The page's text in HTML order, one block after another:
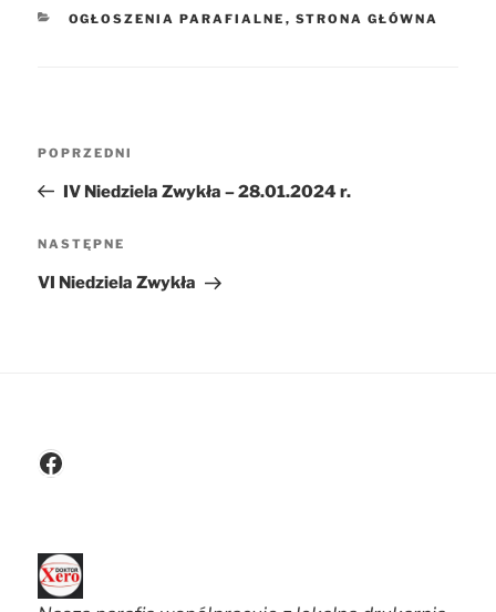
KATEGORIE
OGŁOSZENIA PARAFIALNE , STRONA GŁÓWNA
Nawigacja
wpisu
Poprzedni
wpis
POPRZEDNI
IV Niedziela Zwykła – 28.01.2024 r.
Następny
wpis
NASTĘPNE
VI Niedziela Zwykła
Facebook